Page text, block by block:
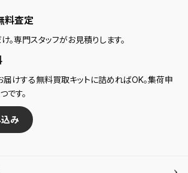
料査定
。専門スタッフがお見積りします。
けする無料買取キットに詰めればOK。集荷申
です。
込み